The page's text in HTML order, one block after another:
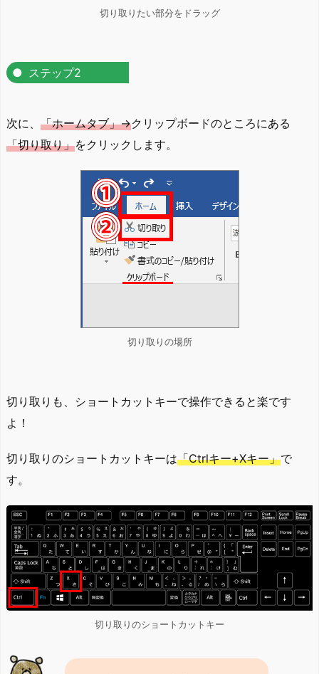
切り取りたい部分をドラッグ
ステップ2
次に、 「ホームタブ」→クリップボードのところにある
「切り取り」をクリックします。
切り取りの場所
切り取りも、ショートカットキーで操作できると楽です
よ！
切り取りのショートカットキーは「Ctrlキー+Xキー」で
す。
切り取りのショートカットキー